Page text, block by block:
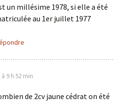
un millésime 1978, si elle a été
au 1er juillet 1977
à 9 h 52 min
de 2cv jaune cédrat on été